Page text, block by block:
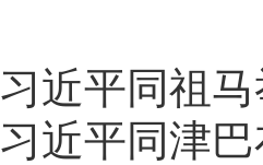
习近平同祖
习近平同津